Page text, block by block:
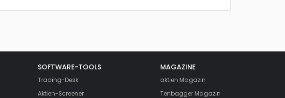
SOFTWARE-TOOLS
Trading-Desk
Aktien-Screener
MAGAZINE
aktien Magazin
Tenbagger Magazin